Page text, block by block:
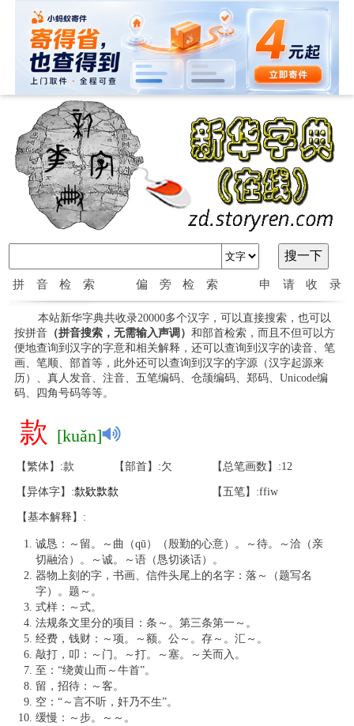
拼音检索 偏旁检索 申请收录
本站新华字典共收录20000多个汉字，可以直接搜索，也可以
按拼音（拼音搜索，无需输入声调） 和部首检索，而且不但可以方
便地查询到汉字的字意和相关解释，还可以查询到汉字的读音、笔
画、笔顺、部首等，此外还可以查询到汉字的字源（汉字起源来
历）、真人发音、注音、五笔编码、仓颉编码、郑码、Unicode编
码、四角号码等等。
款 [kuǎn]
【繁体】:款 【部首】:欠 【总笔画数】:12
【异体字】:歀欵㱁歀 【五笔】:ffiw
【基本解释】:
诚恳：～留。～曲（qū）（殷勤的心意）。～待。～洽（亲
切融洽）。～诚。～语（恳切谈话）。
器物上刻的字，书画、信件头尾上的名字：落～（题写名
字）。题～。
式样：～式。
法规条文里分的项目：条～。第三条第一～。
经费，钱财：～项。～额。公～。存～。汇～。
敲打，叩：～门。～打。～塞。～关而入。
至：“绕黄山而～牛首”。
留，招待：～客。
空：“～言不听，奸乃不生”。
缓慢：～步。～～。